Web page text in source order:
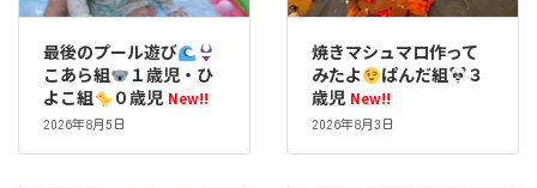
最後のプール遊び
こあら組
１歳児・ひ
よこ組
０歳児 New!!
2026年8月5日
焼きマシュマロ作って
みたよ
ぱんだ組
３
歳児 New!!
2026年8月3日